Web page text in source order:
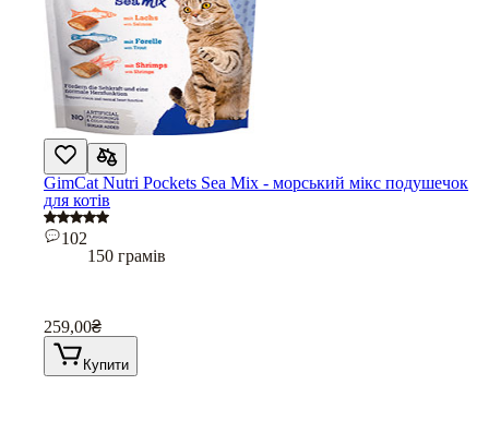
GimCat Nutri Pockets Sea Mix - морський мікс подушечок
для котів
102
150 грамів
259,00₴
Купити